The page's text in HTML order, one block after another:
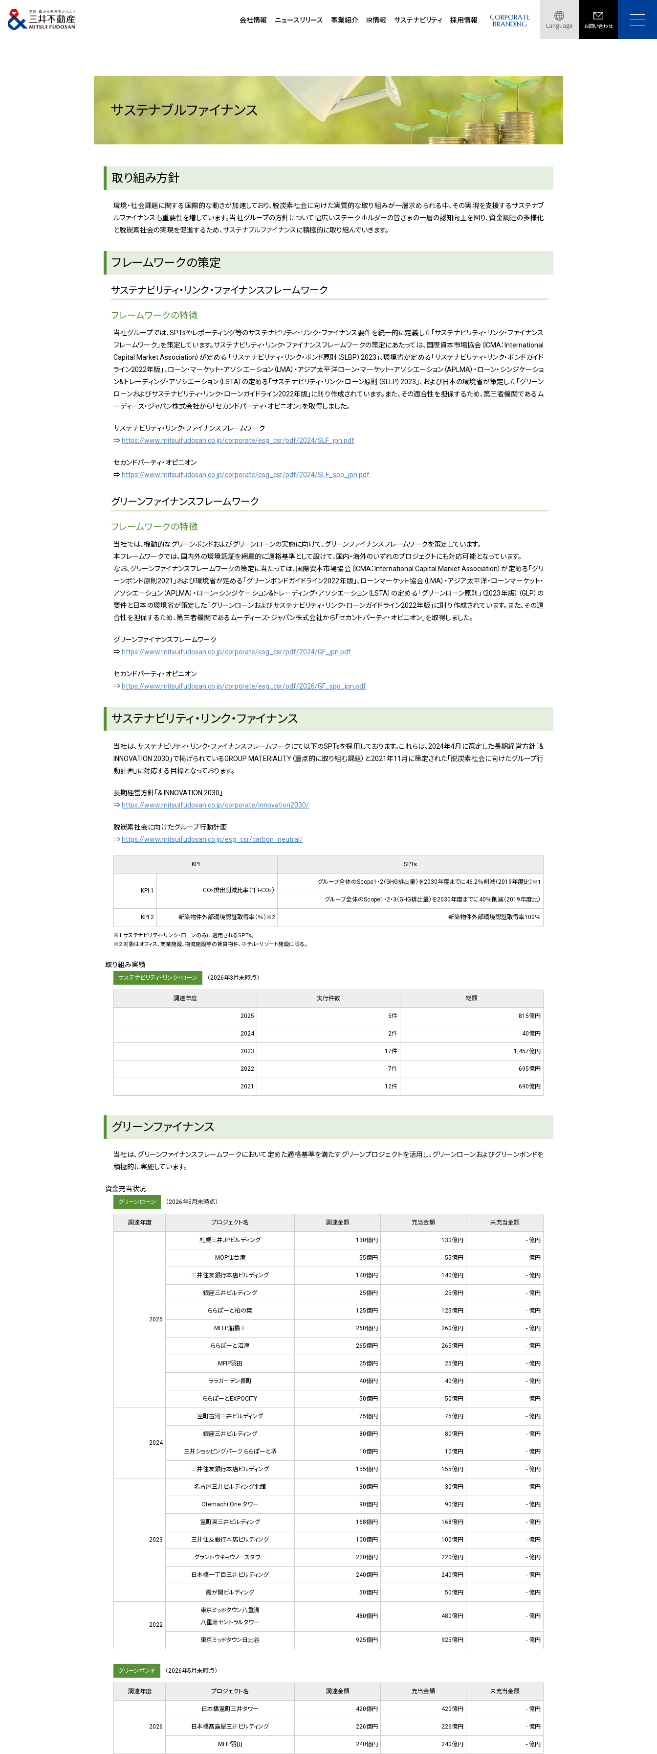
会社情報 ニュースリリース 事業紹介 IR情報 サステナビリティ 採用情報 CORPORATE
BRANDING Language お問い合わせ
トップページ サステナビリティ
サステナブルファイナンス
取り組み方針
環境・社会課題に関する国際的な動きが加速しており、脱炭素社会に向けた実質的な取り組みが一層求められる中、その実現を支援するサステナブ
ルファイナンスも重要性を増しています。当社グループの方針について幅広いステークホルダーの皆さまの一層の認知向上を図り、資金調達の多様化
と脱炭素社会の実現を促進するため、サステナブルファイナンスに積極的に取り組んでいきます。
フレームワークの策定
サステナビリティ・リンク・ファイナンスフレームワーク
フレームワークの特徴
当社グループでは、SPTsやレポーティング等のサステナビリティ・リンク・ファイナンス要件を統一的に定義した「サステナビリティ・リンク・ファイナンス
フレームワーク」を策定しています。サステナビリティ・リンク・ファイナンスフレームワークの策定にあたっては、国際資本市場協会（ICMA：International
Capital Market Association）が定める 「サステナビリティ・リンク・ボンド原則（SLBP）2023」、環境省が定める「サステナビリティ・リンク・ボンドガイド
ライン2022年版」、ローン・マーケット・アソシエーション（LMA）・アジア太平洋ローン・マーケット・アソシエーション（APLMA）・ローン・シンジケーショ
ン&トレーディング・アソシエーション（LSTA）の定める「サステナビリティ・リンク・ローン原則（SLLP）2023」、および日本の環境省が策定した「グリーン
ローンおよびサステナビリティ・リンク・ローンガイドライン2022年版」に則り作成されています。また、その適合性を担保するため、第三者機関であるム
ーディーズ・ジャパン株式会社から「セカンドパーティ・オピニオン」を取得しました。
サステナビリティ・リンク・ファイナンスフレームワーク
⇒ https://www.mitsuifudosan.co.jp/corporate/esg_csr/pdf/2024/SLF_jpn.pdf
セカンドパーティ・オピニオン
⇒ https://www.mitsuifudosan.co.jp/corporate/esg_csr/pdf/2024/SLF_spo_jpn.pdf
グリーンファイナンスフレームワーク
フレームワークの特徴
当社では、機動的なグリーンボンドおよびグリーンローンの実施に向けて、グリーンファイナンスフレームワークを策定しています。
本フレームワークでは、国内外の環境認証を網羅的に適格基準として設けて、国内・海外のいずれのプロジェクトにも対応可能となっています。
なお、グリーンファイナンスフレームワークの策定に当たっては、国際資本市場協会（ICMA：International Capital Market Association）が定める「グリ
ーンボンド原則2021」および環境省が定める「グリーンボンドガイドライン2022年版」、ローンマーケット協会（LMA）・アジア太平洋・ローンマーケット・
アソシエーション（APLMA）・ローン・シンジケーション&トレーディング・アソシエーション（LSTA）の定める「グリーンローン原則」（2023年版）（GLP）の
要件と日本の環境省が策定した「グリーンローンおよびサステナビリティ・リンク・ローンガイドライン2022年版」に則り作成されています。また、その適
合性を担保するため、第三者機関であるムーディーズ・ジャパン株式会社から「セカンドパーティ・オピニオン」を取得しました。
グリーンファイナンスフレームワーク
⇒ https://www.mitsuifudosan.co.jp/corporate/esg_csr/pdf/2024/GF_jpn.pdf
セカンドパーティ・オピニオン
⇒ https://www.mitsuifudosan.co.jp/corporate/esg_csr/pdf/2026/GF_spo_jpn.pdf
サステナビリティ・リンク・ファイナンス
当社は、サステナビリティ・リンク・ファイナンスフレームワークにて以下のSPTsを採用しております。これらは、2024年4月に策定した長期経営方針「&
INNOVATION 2030」で掲げられているGROUP MATERIALITY（重点的に取り組む課題）と2021年11月に策定された「脱炭素社会に向けたグループ行
動計画」に対応する目標となっております。
長期経営方針「& INNOVATION 2030」
⇒ https://www.mitsuifudosan.co.jp/corporate/innovation2030/
脱炭素社会に向けたグループ行動計画
⇒ https://www.mitsuifudosan.co.jp/esg_csr/carbon_neutral/
KPI SPTs
KPI 1 CO2排出削減比率（千t-CO2）
グループ全体のScope1・2（GHG排出量）を2030年度までに46.2％削減（2019年度比） ※1
グループ全体のScope1・2・3（GHG排出量）を2030年度までに40％削減（2019年度比）
KPI 2 新築物件外部環境認証取得率（％） ※2 新築物件外部環境認証取得率100％
※1 サステナビリティ・リンク・ローンのみに適用されるSPTs。
※2 対象はオフィス、商業施設、物流施設等の賃貸物件、ホテル・リゾート施設に限る。
取り組み実績
サステナビリティ・リンク・ローン （2026年3月末時点）
調達年度 実行件数 総額
2025 5件 815億円
2024 2件 40億円
2023 17件 1,457億円
2022 7件 695億円
2021 12件 690億円
グリーンファイナンス
当社は、グリーンファイナンスフレームワークにおいて定めた適格基準を満たすグリーンプロジェクトを活用し、グリーンローンおよびグリーンボンドを
積極的に実施しています。
資金充当状況
グリーンローン （2026年5月末時点）
調達年度 プロジェクト名 調達金額 充当金額 未充当金額
2025
札幌三井JPビルディング 130億円 130億円 - 億円
MOP仙台港 55億円 55億円 - 億円
三井住友銀行本店ビルディング 140億円 140億円 - 億円
銀座三井ビルディング 25億円 25億円 - 億円
ららぽーと柏の葉 125億円 125億円 - 億円
MFLP船橋Ⅰ 260億円 260億円 - 億円
ららぽーと沼津 265億円 265億円 - 億円
MFIP羽田 25億円 25億円 - 億円
ララガーデン長町 40億円 40億円 - 億円
ららぽーとEXPOCITY 50億円 50億円 - 億円
2024
室町古河三井ビルディング 75億円 75億円 - 億円
銀座三井ビルディング 80億円 80億円 - 億円
三井ショッピングパーク ららぽーと堺 10億円 10億円 - 億円
三井住友銀行本店ビルディング 155億円 155億円 - 億円
2023
名古屋三井ビルディング北館 30億円 30億円 - 億円
Otemachi One タワー 90億円 90億円 - 億円
室町東三井ビルディング 168億円 168億円 - 億円
三井住友銀行本店ビルディング 100億円 100億円 - 億円
グラントウキョウノースタワー 220億円 220億円 - 億円
日本橋一丁目三井ビルディング 240億円 240億円 - 億円
霞が関ビルディング 50億円 50億円 - 億円
2022
東京ミッドタウン八重洲
八重洲セントラルタワー
480億円 480億円 - 億円
東京ミッドタウン日比谷 925億円 925億円 - 億円
グリーンボンド （2026年5月末時点）
調達年度 プロジェクト名 調達金額 充当金額 未充当金額
2026
日本橋室町三井タワー 420億円 420億円 - 億円
日本橋髙島屋三井ビルディング 226億円 226億円 - 億円
MFIP羽田 240億円 240億円 - 億円